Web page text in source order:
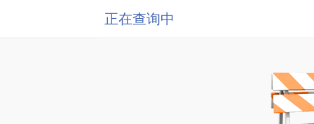
正在查询中